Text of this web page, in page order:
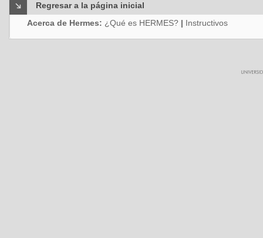
Regresar a la página inicial
Acerca de Hermes: ¿Qué es HERMES? | Instructivos